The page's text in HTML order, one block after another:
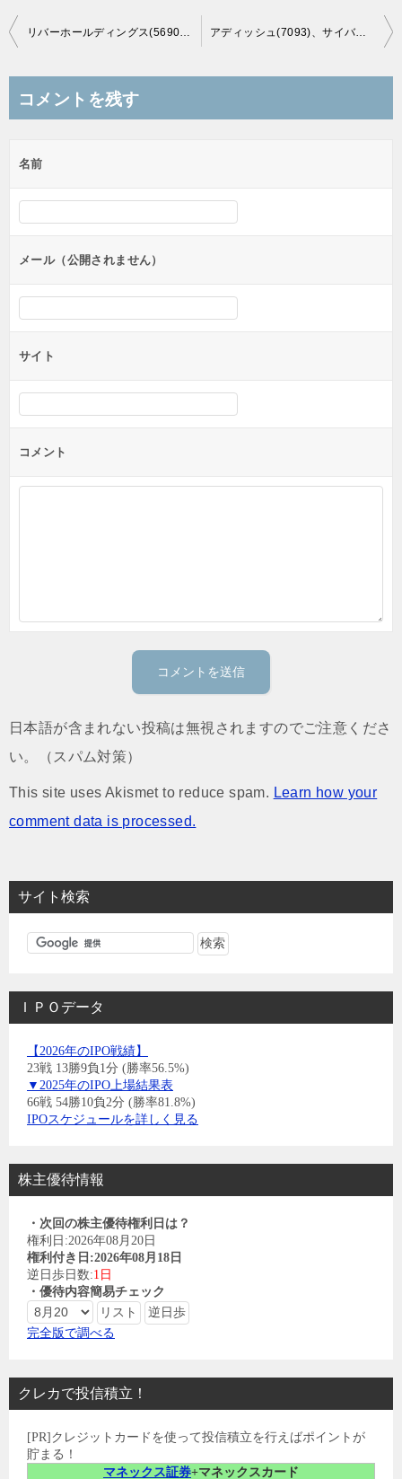
投
ビ
ー
シ
ン
リバーホールディングス(5690)の初値結果は公募割れ！引受価格でも止まらない アディッシュ(7093)、サイバーセキュリティクラウド(4493)の初値結果！久しぶりのIPOらしさ
コメントを残す
名前
メール（公開されません）
サイト
コメント
日本語が含まれない投稿は無視されますのでご注意くださ
い。（スパム対策）
This site uses Akismet to reduce spam. Learn how your
comment data is processed.
サイト検索
ＩＰＯデータ
【2026年のIPO戦績】
23戦 13勝9負1分 (勝率56.5%)
▼2025年のIPO上場結果表
66戦 54勝10負2分 (勝率81.8%)
IPOスケジュールを詳しく見る
株主優待情報
・次回の株主優待権利日は？
権利日:2026年08月20日
権利付き日:2026年08月18日
逆日歩日数:1日
・優待内容簡易チェック
完全版で調べる
クレカで投信積立！
[PR]クレジットカードを使って投信積立を行えばポイントが
貯まる！
マネックス証券+マネックスカード